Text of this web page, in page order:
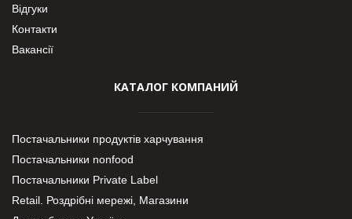
Відгуки
Контакти
Вакансії
КАТАЛОГ КОМПАНИЙ
Постачальники продуктів харчування
Постачальники nonfood
Постачальники Private Label
Retail. Роздрібні мережі, Магазини